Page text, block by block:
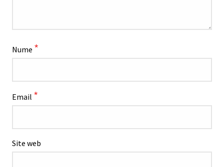
Nume *
Email *
Site web